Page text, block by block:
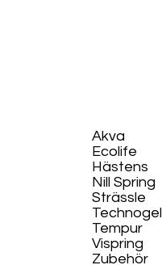
Akva
Ecolife​
Hästens
Nill Spring
Strässle
Technogel
Tempur
Vispring
Zubehör